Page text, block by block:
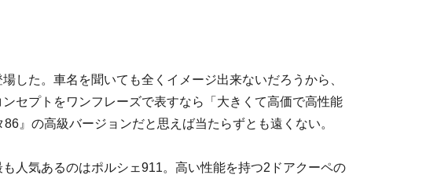
した。車名を聞いても全くイメージ出来ないだろうから、
セプトをワンフレーズで表すなら「大きくて高価で高性能
』の高級バージョンだと思えば当たらずとも遠くない。
人気あるのはポルシェ911。高い性能を持つ2ドアクーペの